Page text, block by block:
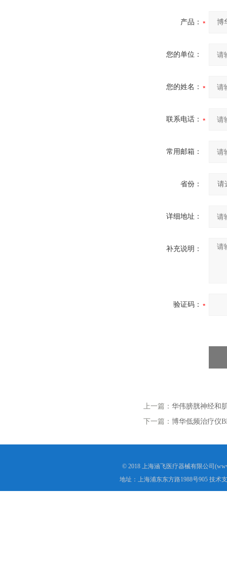
产品：
您的单位：
您的姓名：
联系电话：
常用邮箱：
省份：
详细地址：
补充说明：
验证码：
上一篇： 华伟膀胱神经和
下一篇： 博华低频治疗仪
© 2018 上海涵飞医疗器械有限公司
地址：上海浦东东方路1988号905 技术